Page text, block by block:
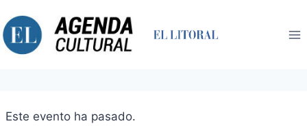
al
contenido
Este evento ha pasado.